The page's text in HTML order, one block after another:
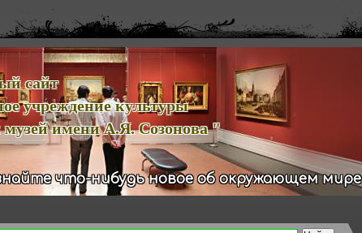
культуры
имени А.Я. Созонова "
что-нибудь новое об окружающем мире